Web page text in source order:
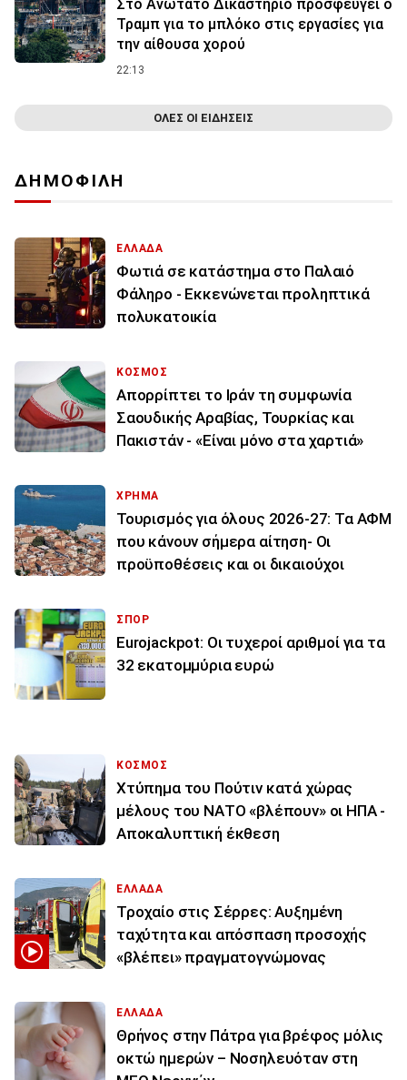
Στο Ανώτατο Δικαστήριο προσφεύγει ο
Τραμπ για το μπλόκο στις εργασίες για
την αίθουσα χορού
22:13
ΟΛΕΣ ΟΙ ΕΙΔΗΣΕΙΣ
ΔΗΜΟΦΙΛΗ
ΕΛΛΑΔΑ
Φωτιά σε κατάστημα στο Παλαιό
Φάληρο - Εκκενώνεται προληπτικά
πολυκατοικία
ΚΟΣΜΟΣ
Απορρίπτει το Ιράν τη συμφωνία
Σαουδικής Αραβίας, Τουρκίας και
Πακιστάν - «Είναι μόνο στα χαρτιά»
ΧΡΗΜΑ
Τουρισμός για όλους 2026-27: Τα ΑΦΜ
που κάνουν σήμερα αίτηση- Οι
προϋποθέσεις και οι δικαιούχοι
ΣΠΟΡ
Eurojackpot: Οι τυχεροί αριθμοί για τα
32 εκατoμμύρια ευρώ
ΚΟΣΜΟΣ
Χτύπημα του Πούτιν κατά χώρας
μέλους του ΝΑΤΟ «βλέπουν» οι ΗΠΑ -
Αποκαλυπτική έκθεση
ΕΛΛΑΔΑ
Τροχαίο στις Σέρρες: Αυξημένη
ταχύτητα και απόσπαση προσοχής
«βλέπει» πραγματογνώμονας
ΕΛΛΑΔΑ
Θρήνος στην Πάτρα για βρέφος μόλις
οκτώ ημερών – Νοσηλευόταν στη